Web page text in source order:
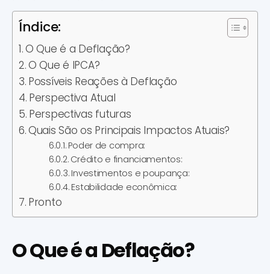
Índice:
O Que é a Deflação?
O Que é IPCA?
Possíveis Reações à Deflação
Perspectiva Atual
Perspectivas futuras
Quais São os Principais Impactos Atuais?
Poder de compra:
Crédito e financiamentos:
Investimentos e poupança:
Estabilidade econômica:
Pronto
O Que é a Deflação?